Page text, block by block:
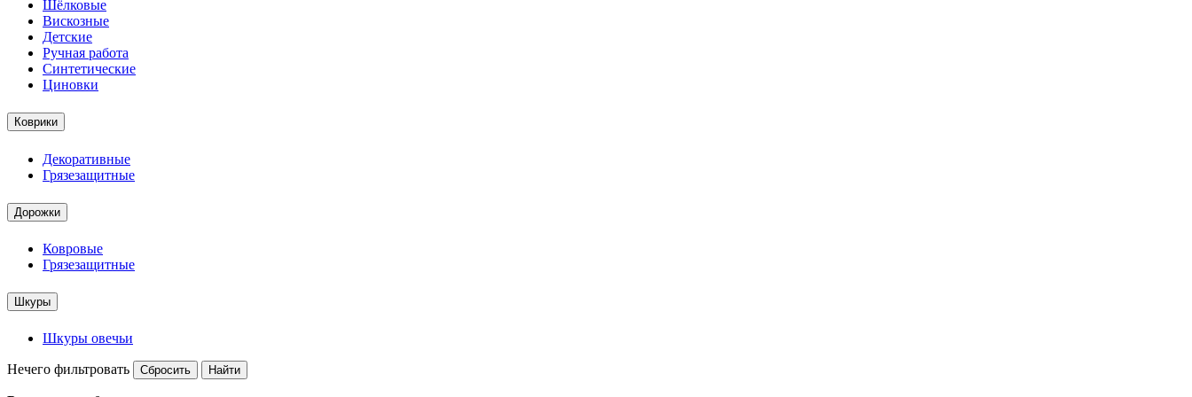
Шёлковые
Вискозные
Детские
Ручная работа
Синтетические
Циновки
Коврики
Декоративные
Грязезащитные
Дорожки
Ковровые
Грязезащитные
Шкуры
Шкуры овечьи
Нечего фильтровать